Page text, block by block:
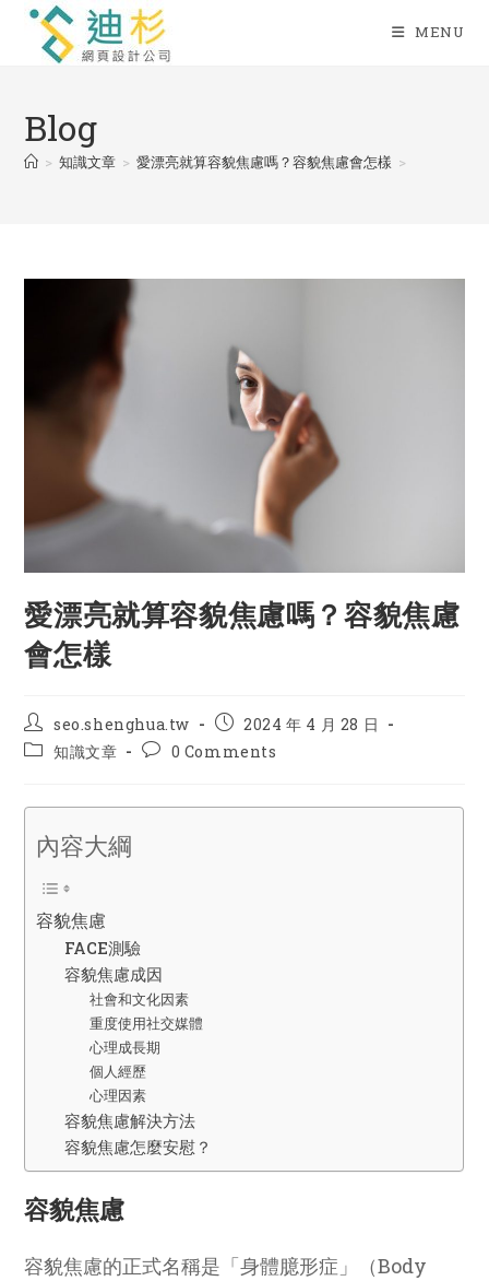
Skip
content
MENU
Blog
> 知識文章 > 愛漂亮就算容貌焦慮嗎？容貌焦慮會怎樣 >
愛漂亮就算容貌焦慮嗎？容貌焦慮
會怎樣
Post
author:
seo.shenghua.tw
Post
published:
2024 年 4 月 28 日
Post知識文章
Post0 Comments
內容大綱
容貌焦慮
FACE測驗
容貌焦慮成因
社會和文化因素
重度使用社交媒體
心理成長期
個人經歷
心理因素
容貌焦慮解決方法
容貌焦慮怎麼安慰？
容貌焦慮
容貌焦慮的正式名稱是「身體臆形症」（Body